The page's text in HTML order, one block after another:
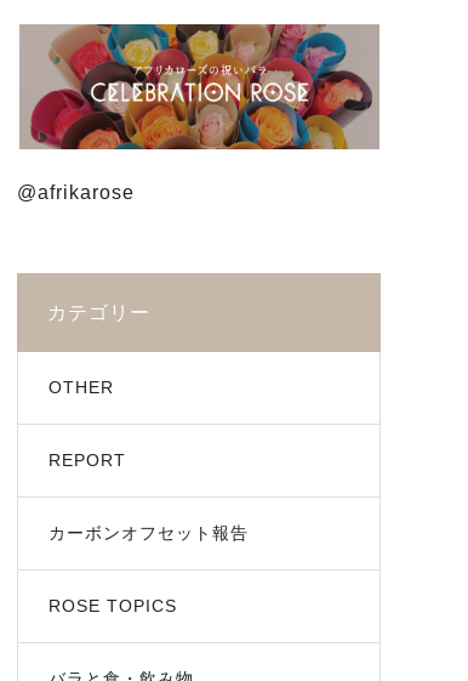
@afrikarose
カテゴリー
OTHER
REPORT
カーボンオフセット報告
ROSE TOPICS